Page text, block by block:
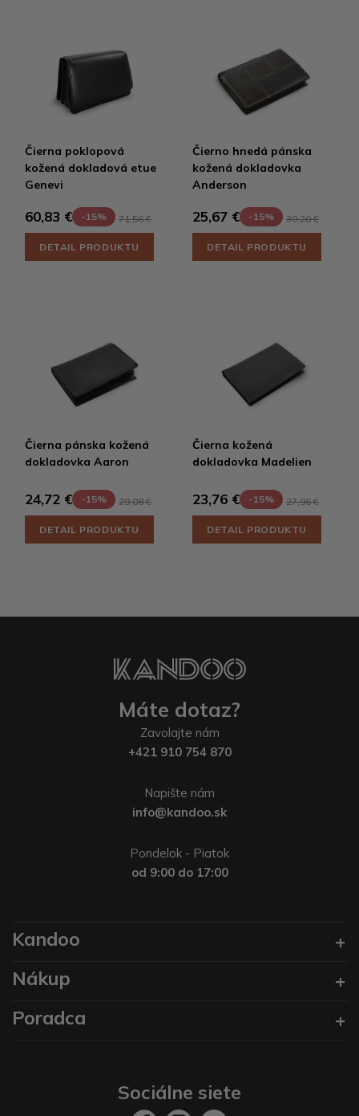
Čierna poklopová
kožená dokladová etue
Genevi
60,83 € -15% 71,56 €
DETAIL PRODUKTU
Čierno hnedá pánska
kožená dokladovka
Anderson
25,67 € -15% 30,20 €
DETAIL PRODUKTU
Čierna pánska kožená
dokladovka Aaron
24,72 € -15% 29,08 €
DETAIL PRODUKTU
Čierna kožená
dokladovka Madelien
23,76 € -15% 27,96 €
DETAIL PRODUKTU
Máte dotaz?
Zavolajte nám
+421 910 754 870
Napište nám
info@kandoo.sk
Pondelok - Piatok
od 9:00 do 17:00
Kandoo
Nákup
Poradca
Sociálne siete